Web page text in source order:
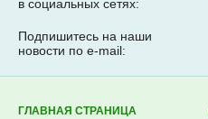
в социальных сетях:
Подпишитесь на наши
новости по e-mail:
ГЛАВНАЯ СТРАНИЦА